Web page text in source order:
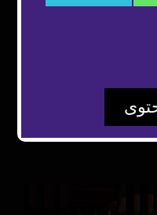
المحلية وتحويله إلى
والسرد" الذي نظمته